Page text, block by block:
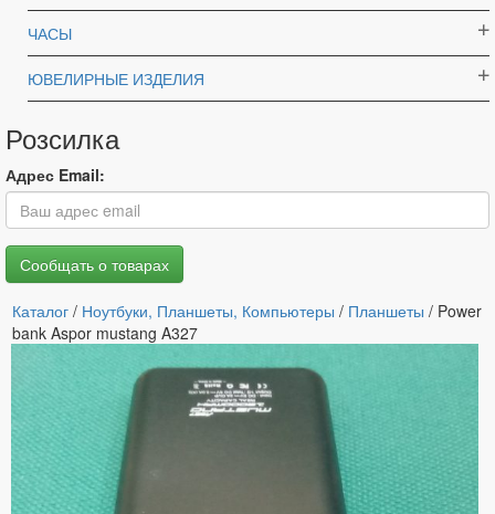
ЧАСЫ
ЮВЕЛИРНЫЕ ИЗДЕЛИЯ
Розсилка
Адрес Email:
Каталог / Ноутбуки, Планшеты, Компьютеры / Планшеты / Power
bank Aspor mustang A327